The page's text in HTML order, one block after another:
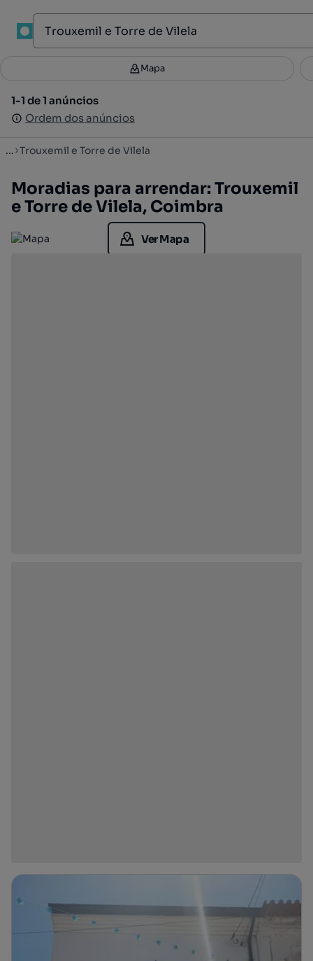
Filtros 3
1-1 de 1 anúncios
Ordem dos anúncios
Mapa
1-1 de 1 anúncios
Ordem dos anúncios
... Trouxemil e Torre de Vilela
Moradias para arrendar: Trouxemil
e Torre de Vilela, Coimbra
Ver Mapa